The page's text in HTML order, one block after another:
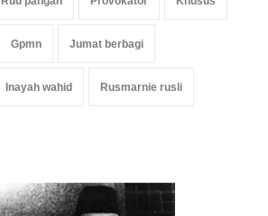
Gpmn Jumat berbagi
Inayah wahid Rusmarnie rusli